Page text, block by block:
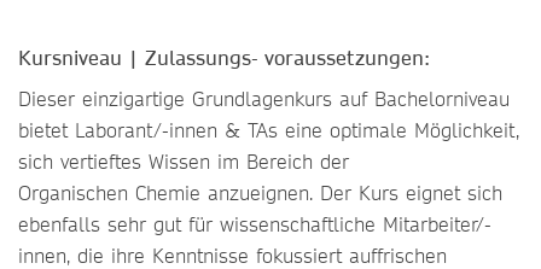
Kursniveau | Zulassungs- voraussetzungen:
Dieser einzigartige Grundlagenkurs auf Bachelorniveau
bietet Laborant/-innen & TAs eine optimale Möglichkeit,
sich vertieftes Wissen im Bereich der
Organischen Chemie anzueignen. Der Kurs eignet sich
ebenfalls sehr gut für wissenschaftliche Mitarbeiter/-
innen, die ihre Kenntnisse fokussiert auffrischen